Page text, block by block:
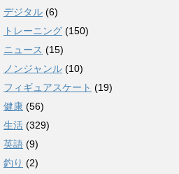
デジタル (6)
トレーニング (150)
ニュース (15)
ノンジャンル (10)
フィギュアスケート (19)
健康 (56)
生活 (329)
英語 (9)
釣り (2)